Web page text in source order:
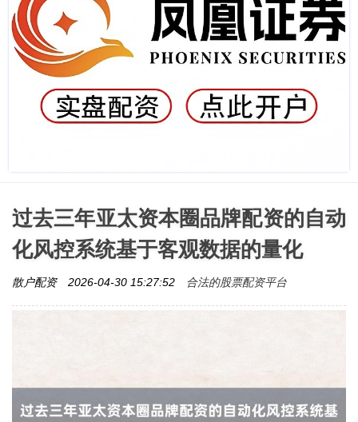
过去三年亚太资本圈品牌配资的自动
化风控系统基于客观数据的量化
散户配资 2026-04-30 15:27:52 合法的股票配资平台